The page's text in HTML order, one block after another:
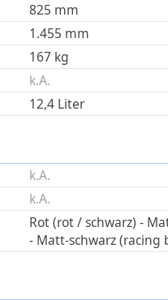
825 mm
1.455 mm
167 kg
k.A.
12,4 Liter
k.A.
k.A.
Rot (rot / schwarz) -
- Matt-schwarz (racing